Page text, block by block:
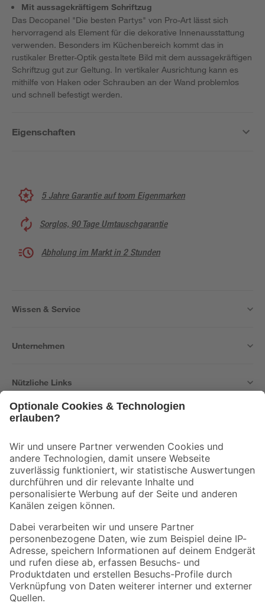
Mit aussagekräftigem Schriftzug
Das Decopanel "Die besten Partys" von Pro-Art lässt sich
hervorragend als Element für die dekorative Innenausstattung
verwenden. Besonders im Küchenbereich kommt das in
rustikaler Bretter-Optik gestaltete Bild mit dem aussagekräftigen
Schriftzug gut zur Geltung. In vertikaler Ausrichtung kann es
mithilfe von Haken oder Schrauben an der Wand problemlos
und schnell befestigt werden.
Eigenschaften
5 Jahre Garantie auf toom Eigenmarken
Sorglos, 90 Tage Umtauschgarantie
Abholung im Markt in 2 Stunden
Wissen & Service
Unternehmen
Nützliche Links
Der toom Newsletter: Keine Angebote und Aktionen mehr verpassen!
Zur Newsletter Anmeldung
Folge uns
Zahlungsarten Versandarten